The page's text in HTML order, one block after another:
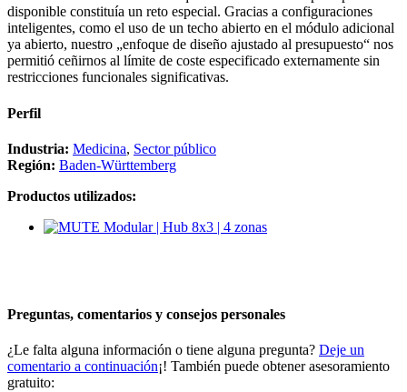
disponible constituía un reto especial. Gracias a configuraciones
inteligentes, como el uso de un techo abierto en el módulo adicional
ya abierto, nuestro „enfoque de diseño ajustado al presupuesto“ nos
permitió ceñirnos al límite de coste especificado externamente sin
restricciones funcionales significativas.
Perfil
Industria: Medicina, Sector público
Región: Baden-Württemberg
Productos utilizados:
Preguntas, comentarios y consejos personales
¿Le falta alguna información o tiene alguna pregunta? Deje un
comentario a continuación¡! También puede obtener asesoramiento
gratuito: